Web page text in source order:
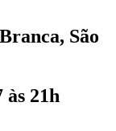
São
às 21h